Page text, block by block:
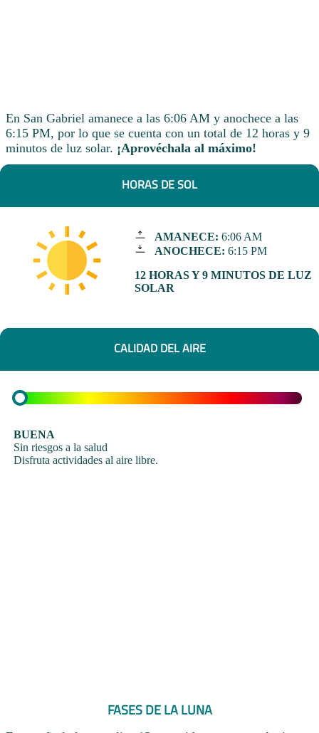
En San Gabriel amanece a las 6:06 AM y anochece a las
6:15 PM, por lo que se cuenta con un total de 12 horas y 9
minutos de luz solar. ¡Aprovéchala al máximo!
HORAS DE SOL
AMANECE: 6:06 AM
ANOCHECE: 6:15 PM
12 HORAS Y 9 MINUTOS DE LUZ
SOLAR
CALIDAD DEL AIRE
BUENA
Sin riesgos a la salud
Disfruta actividades al aire libre.
FASES DE LA LUNA